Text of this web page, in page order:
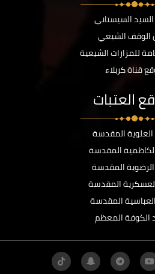
السيستاني
الوقف الشيعي
للمزارات الشيعية
قناة كربلاء
العتبات
العلوية المقدسة
المقدسة
الرضوية المقدسة
المقدسة
المقدسة
المعظم